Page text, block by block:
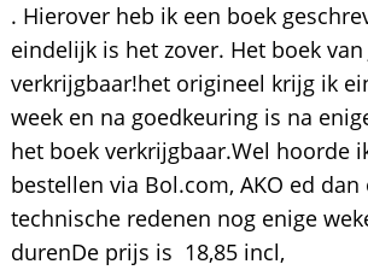
. Hierover heb ik een boek
eindelijk is het zover. Het boek van
verkrijgbaar!het origineel krijg ik
week en na goedkeuring is na
het boek verkrijgbaar.Wel hoorde
bestellen via Bol.com, AKO ed dan
technische redenen nog enige
durenDe prijs is  18,85 incl,